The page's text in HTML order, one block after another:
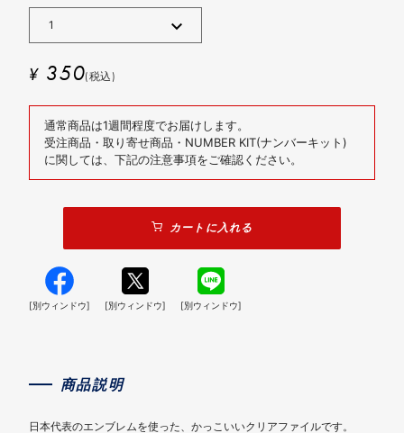
¥ 350(税込)
通常商品は1週間程度でお届けします。
受注商品・取り寄せ商品・NUMBER KIT(ナンバーキット)
に関しては、下記の注意事項をご確認ください。
カートに入れる
[別ウィンドウ] [別ウィンドウ] [別ウィンドウ]
商品説明
日本代表のエンブレムを使った、かっこいいクリアファイルです。